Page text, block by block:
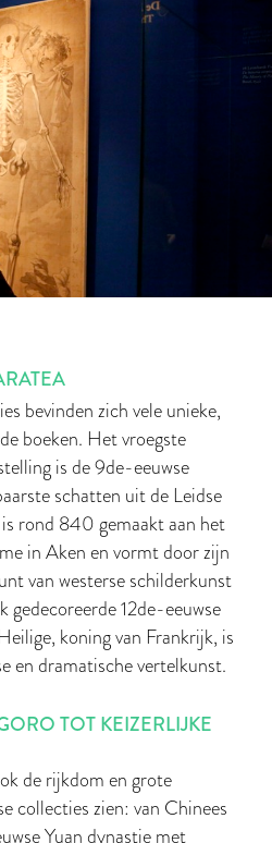
bevinden zich vele unieke,
boeken. Het vroegste
is de 9de-eeuwse
schatten uit de Leidse
rond 840 gemaakt aan het
in Aken en vormt door zijn
van westerse schilderkunst
12de-eeuwse
koning van Frankrijk, is
en dramatische vertelkunst.
TOT KEIZERLIJKE
de rijkdom en grote
collecties zien: van Chinees
Yuan dynastie met